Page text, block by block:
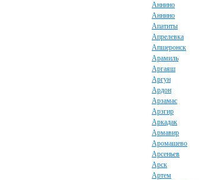
Аннино
Аннино
Апатиты
Апрелевка
Апшеронск
Арамиль
Аргаяш
Аргун
Ардон
Арзамас
Арзгир
Аркадак
Армавир
Аромашево
Арсеньев
Арск
Артем